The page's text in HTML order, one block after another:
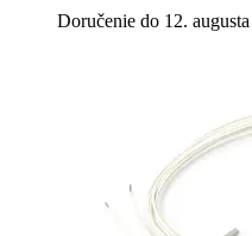
Doručenie do 12. augusta